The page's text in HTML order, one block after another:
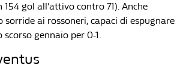
gol all’attivo contro 71). Anche
sorride ai rossoneri, capaci di espugnare
scorso gennaio per 0-1.